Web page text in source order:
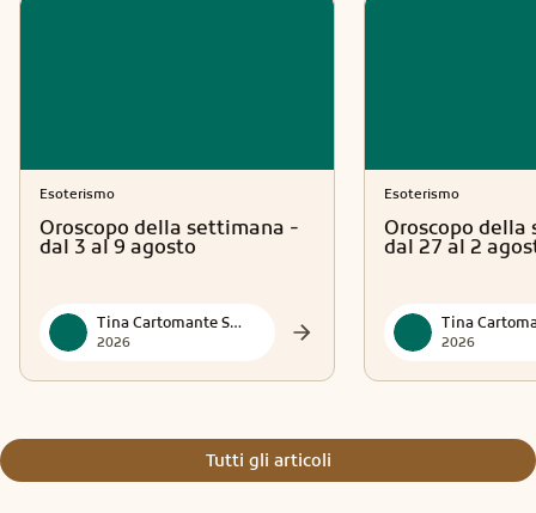
Esoterismo
Oroscopo della settimana -
dal 3 al 9 agosto
Tina Cartomante Sensitiva
2026
Esoterismo
Oroscopo
dal 27 al 2
2026
Tutti gli articoli